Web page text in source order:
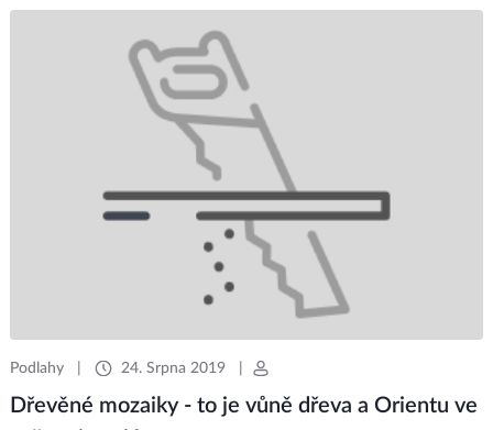
Podlahy| 24. Srpna 2019|
Dřevěné mozaiky - to je vůně dřeva a Orientu ve